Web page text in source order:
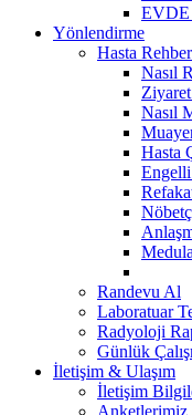
Yönlendirme
Hasta
Nasıl
Nasıl
Hasta
Randevu Al
Laboratuar
Radyoloji
Günlük
İletişim & Ulaşım
İletişim
Anketlerimiz